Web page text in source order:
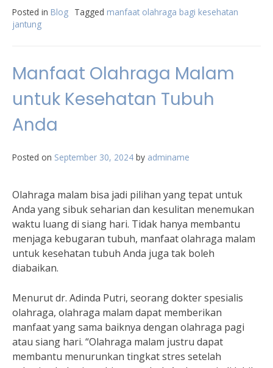
Posted in Blog Tagged manfaat olahraga bagi kesehatan
jantung
Manfaat Olahraga Malam
untuk Kesehatan Tubuh
Anda
Posted on September 30, 2024 by adminame
Olahraga malam bisa jadi pilihan yang tepat untuk
Anda yang sibuk seharian dan kesulitan menemukan
waktu luang di siang hari. Tidak hanya membantu
menjaga kebugaran tubuh, manfaat olahraga malam
untuk kesehatan tubuh Anda juga tak boleh
diabaikan.
Menurut dr. Adinda Putri, seorang dokter spesialis
olahraga, olahraga malam dapat memberikan
manfaat yang sama baiknya dengan olahraga pagi
atau siang hari. “Olahraga malam justru dapat
membantu menurunkan tingkat stres setelah